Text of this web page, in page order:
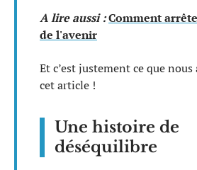
A lire aussi :Comment
de l'avenir
Et c’est justement ce que
cet article !
Une histoire de
déséquilibre